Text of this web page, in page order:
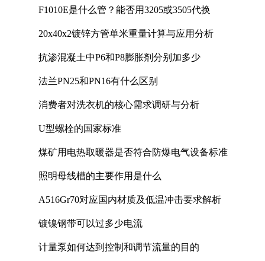
F1010E是什么管？能否用3205或3505代换
20x40x2镀锌方管单米重量计算与应用分析
抗渗混凝土中P6和P8膨胀剂分别加多少
法兰PN25和PN16有什么区别
消费者对洗衣机的核心需求调研与分析
U型螺栓的国家标准
煤矿用电热取暖器是否符合防爆电气设备标准
照明母线槽的主要作用是什么
A516Gr70对应国内材质及低温冲击要求解析
镀镍钢带可以过多少电流
计量泵如何达到控制和调节流量的目的